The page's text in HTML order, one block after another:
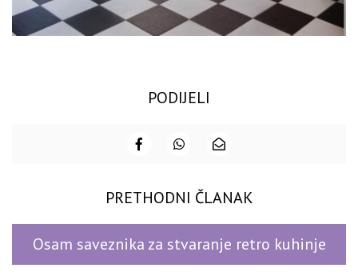
PODIJELI
PRETHODNI ČLANAK
Osam saveznika za stvaranje retro kuhinje